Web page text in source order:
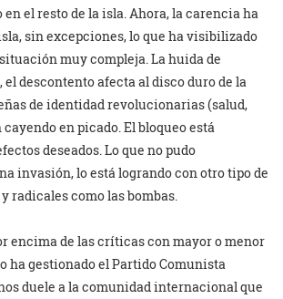
en el resto de la isla. Ahora, la carencia ha
sin excepciones, lo que ha visibilizado
muy compleja. La huida de
el descontento afecta al disco duro de la
de identidad revolucionarias (salud,
en picado. El bloqueo está
deseados. Lo que no pudo
invasión, lo está logrando con otro tipo de
radicales como las bombas.
encima de las críticas con mayor o menor
ha gestionado el Partido Comunista
duele a la comunidad internacional que